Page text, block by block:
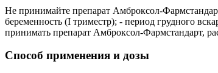
Не принимайте препарат Амброксол-
беременность (I триместр); - период грудного
принимать препарат Амброксол-Фармстандарт,
Способ применения и дозы